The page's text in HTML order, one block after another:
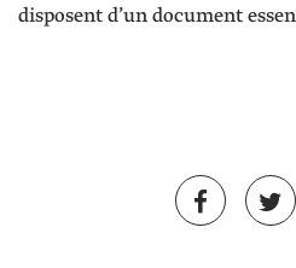
disposent d’un document